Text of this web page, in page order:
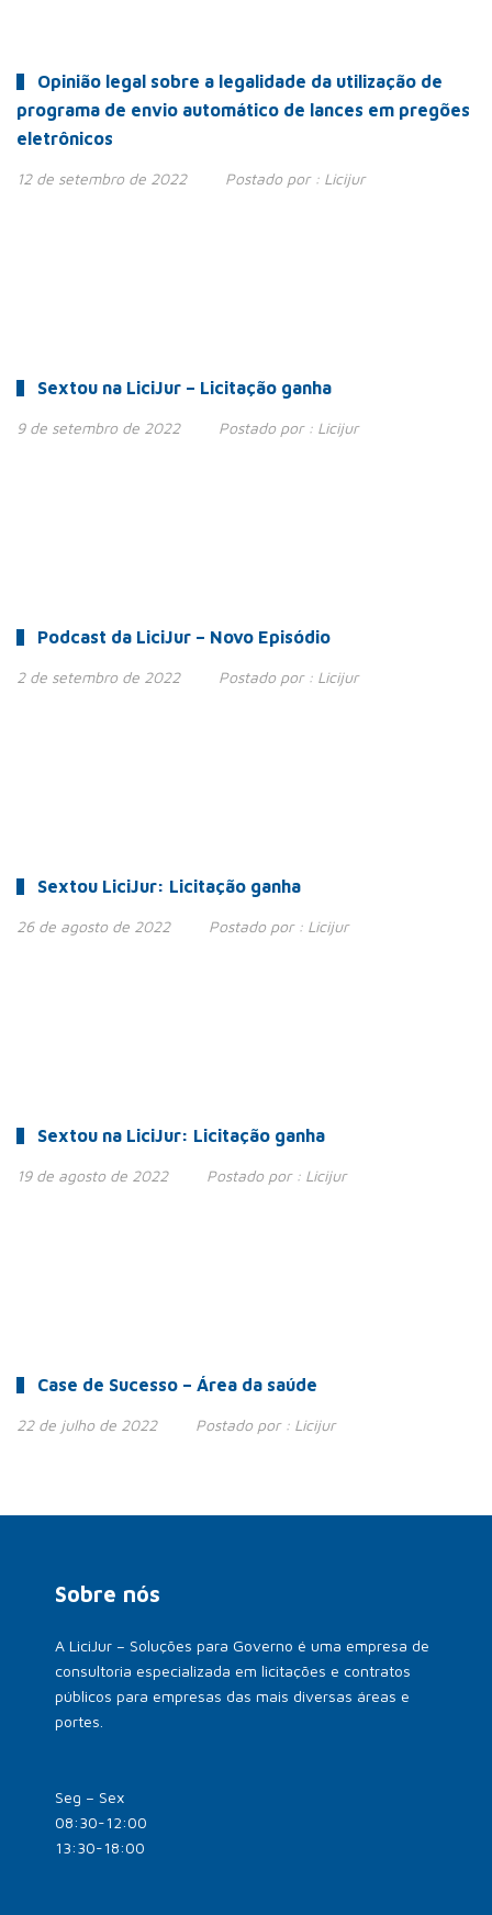
Opinião legal sobre a legalidade da utilização de
programa de envio automático de lances em pregões
eletrônicos
12 de setembro de 2022 Postado por : Licijur
Sextou na LiciJur – Licitação ganha
9 de setembro de 2022 Postado por : Licijur
Podcast da LiciJur – Novo Episódio
2 de setembro de 2022 Postado por : Licijur
Sextou LiciJur: Licitação ganha
26 de agosto de 2022 Postado por : Licijur
Sextou na LiciJur: Licitação ganha
19 de agosto de 2022 Postado por : Licijur
Case de Sucesso – Área da saúde
22 de julho de 2022 Postado por : Licijur
Sobre nós
A LiciJur – Soluções para Governo é uma empresa de
consultoria especializada em licitações e contratos
públicos para empresas das mais diversas áreas e
portes.
Seg – Sex
08:30-12:00
13:30-18:00